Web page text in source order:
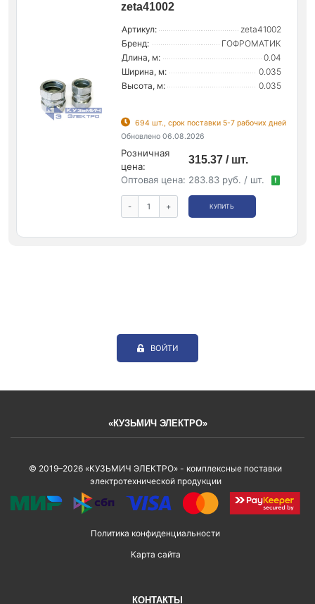
zeta41002
Артикул:
zeta41002
Бренд:
ГОФРОМАТИК
Длина, м:
0.04
Ширина, м:
0.035
Высота, м:
0.035
694 шт., срок поставки 5-7 рабочих дней
Обновлено 06.08.2026
Розничная
цена:
315.37 / шт.
Оптовая цена: 283.83 руб. / шт. !
- + КУПИТЬ
ВОЙТИ
«КУЗЬМИЧ ЭЛЕКТРО»
© 2019–2026 «КУЗЬМИЧ ЭЛЕКТРО» - комплексные поставки
электротехнической продукции
Политика конфиденциальности
Карта сайта
КОНТАКТЫ